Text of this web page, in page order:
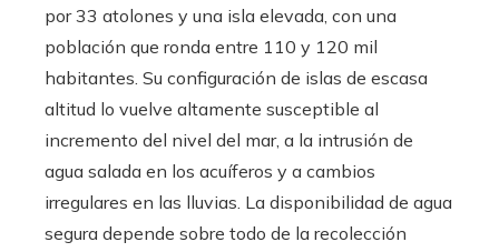
por 33 atolones y una isla elevada, con una
población que ronda entre 110 y 120 mil
habitantes. Su configuración de islas de escasa
altitud lo vuelve altamente susceptible al
incremento del nivel del mar, a la intrusión de
agua salada en los acuíferos y a cambios
irregulares en las lluvias. La disponibilidad de agua
segura depende sobre todo de la recolección